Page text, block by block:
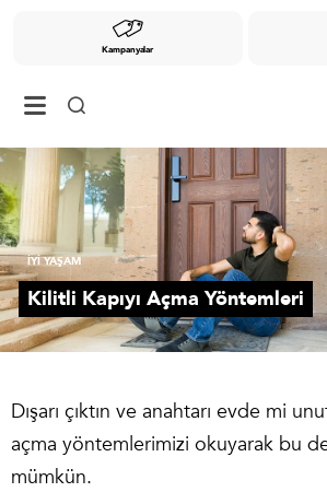
Kampanyalar
İYİ YAŞAM
Kilitli Kapıyı Açma Yöntemleri
Dışarı çıktın ve anahtarı evde mi
açma yöntemlerimizi okuyarak bu
mümkün.